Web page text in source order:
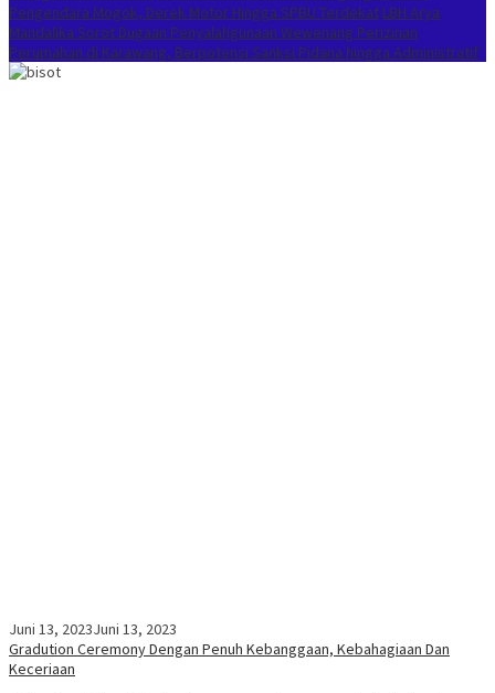
Pengendara Mogok, Derek Motor Hingga SPBU Terdekat LBH Arya
Mandalika Sorot Dugaan Penyalahgunaan Wewenang Perizinan
Perumahan di Karawang, Berpotensi Sanksi Pidana hingga Administratif
Juni 13, 2023Juni 13, 2023
Gradution Ceremony Dengan Penuh Kebanggaan, Kebahagiaan Dan
Keceriaan